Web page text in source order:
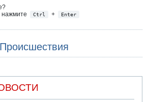
Ctrl + Enter
Происшествия